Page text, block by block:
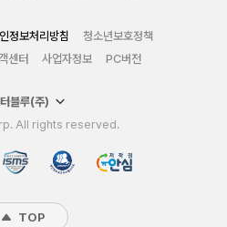
정보처리방침
청소년보호정책
센터 사업자정보 PC버전
블루(주)
All rights reserved.
TOP